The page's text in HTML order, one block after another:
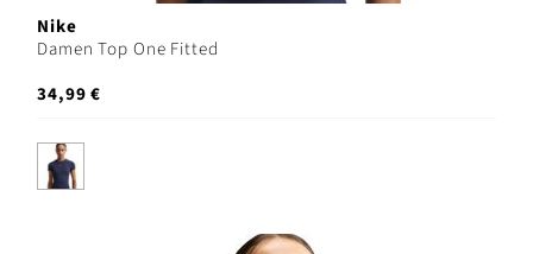
Nike
Damen Top One Fitted
34,99 €